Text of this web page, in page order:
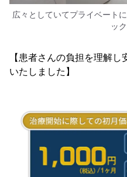
広々としていてプライベート
ッ
【患者さんの負担を理解
いたしました】